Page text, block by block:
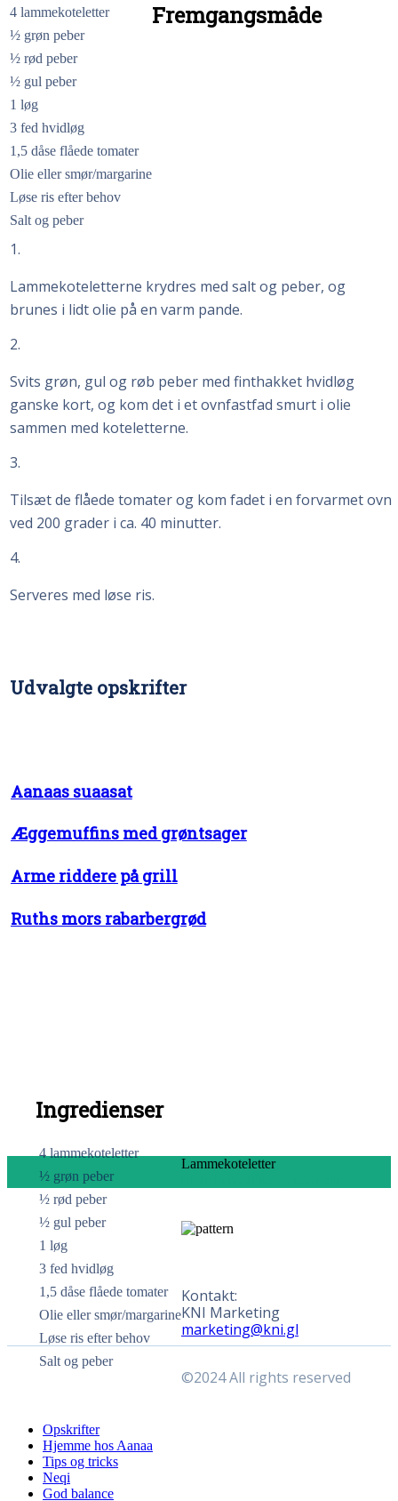
4 lammekoteletter
½ grøn peber
½ rød peber
½ gul peber
1 løg
3 fed hvidløg
1,5 dåse flåede tomater
Olie eller smør/margarine
Løse ris efter behov
Salt og peber
Fremgangsmåde
1
Lammekoteletterne krydres med salt og peber, og
brunes i lidt olie på en varm pande.
2
Svits grøn, gul og røb peber med finthakket hvidløg
ganske kort, og kom det i et ovnfastfad smurt i olie
sammen med koteletterne.
3
Tilsæt de flåede tomater og kom fadet i en forvarmet ovn
ved 200 grader i ca. 40 minutter.
4
Serveres med løse ris.
Udvalgte opskrifter
Aanaas suaasat
Æggemuffins med grøntsager
Arme riddere på grill
Ruths mors rabarbergrød
Ingredienser
4 lammekoteletter
½ grøn peber
½ rød peber
½ gul peber
1 løg
3 fed hvidløg
1,5 dåse flåede tomater
Olie eller smør/margarine
Løse ris efter behov
Salt og peber
Lammekoteletter
Kontakt:
KNI Marketing
marketing@kni.gl
©2024 All rights reserved
Close
Menu
Opskrifter
Hjemme hos Aanaa
Tips og tricks
Neqi
God balance